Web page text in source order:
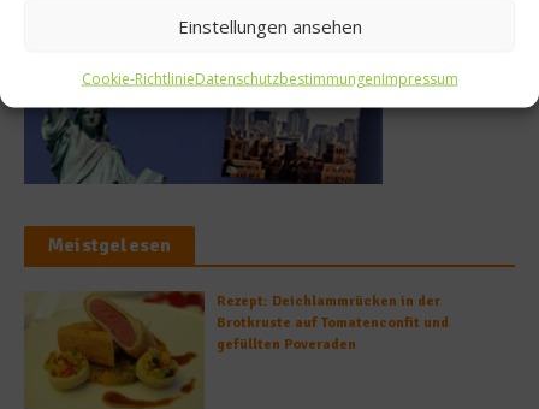
Einstellungen ansehen
Cookie-RichtlinieDatenschutzbestimmungenImpressum
Meistgelesen
Rezept: Deichlammrücken in der
Brotkruste auf Tomatenconfit und
gefüllten Poveraden